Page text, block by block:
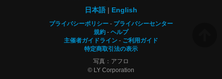
日本語
English
プライバシーポリシー
プライバシーセンター
規約
ヘルプ
主催者ガイドライン
ご利用ガイド
特定商取引法の表示
写真：アフロ
© LY Corporation